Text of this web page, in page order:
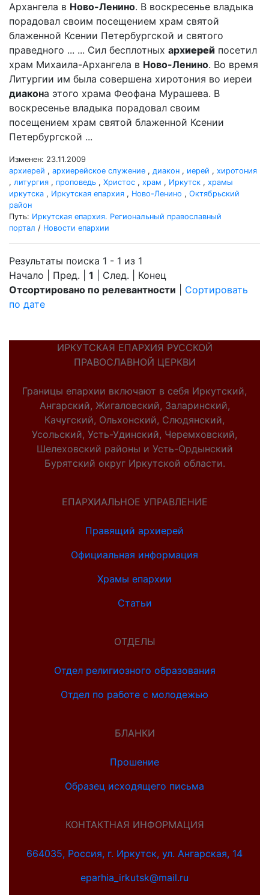
Архангела в Ново-Ленино. В воскресенье владыка
порадовал своим посещением храм святой
блаженной Ксении Петербургской и святого
праведного ... ... Сил бесплотных архиерей посетил
храм Михаила-Архангела в Ново-Ленино. Во время
Литургии им была совершена хиротония во иереи
диакона этого храма Феофана Мурашева. В
воскресенье владыка порадовал своим
посещением храм святой блаженной Ксении
Петербургской ...
Изменен: 23.11.2009
архиерей , архиерейское служение , диакон , иерей , хиротония
, литургия , проповедь , Христос , храм , Иркутск , храмы
иркутска , Иркутская епархия , Ново-Ленино , Октябрьский
район
Путь: Иркутская епархия. Региональный православный
портал / Новости епархии
Результаты поиска 1 - 1 из 1
Начало | Пред. | 1 | След. | Конец
Отсортировано по релевантности
Сортировать
по дате
ИРКУТСКАЯ ЕПАРХИЯ РУССКОЙ
ПРАВОСЛАВНОЙ ЦЕРКВИ
Границы епархии включают в себя Иркутский,
Ангарский, Жигаловский, Заларинский,
Качугский, Ольхонский, Слюдянский,
Усольский, Усть-Удинский, Черемховский,
Шелеховский районы и Усть-Ордынский
Бурятский округ Иркутской области.
ЕПАРХИАЛЬНОЕ УПРАВЛЕНИЕ
Правящий архиерей
Официальная информация
Храмы епархии
Статьи
ОТДЕЛЫ
Отдел религиозного образования
Отдел по работе с молодежью
БЛАНКИ
Прошение
Образец исходящего письма
КОНТАКТНАЯ ИНФОРМАЦИЯ
664035, Россия, г. Иркутск, ул. Ангарская, 14
eparhia_irkutsk@mail.ru